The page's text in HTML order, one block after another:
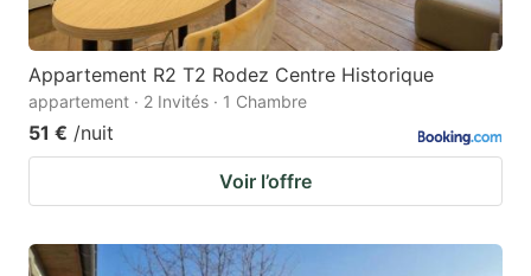
Appartement R2 T2 Rodez Centre Historique
appartement · 2 Invités · 1 Chambre
51 € /nuit
Voir l’offre